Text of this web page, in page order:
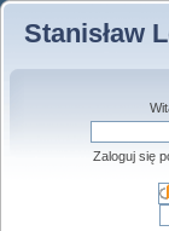
Stanisław
Zaloguj się